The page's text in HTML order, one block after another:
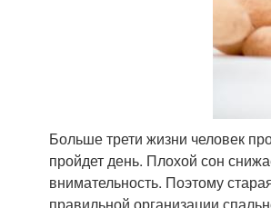
Больше трети жизни человек
пройдет день. Плохой сон
внимательность. Поэтому